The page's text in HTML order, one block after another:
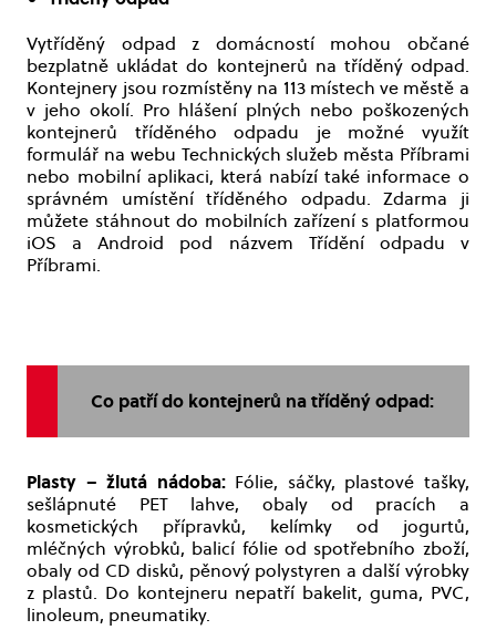
Vytříděný odpad z domácností mohou občané
bezplatně ukládat do kontejnerů na tříděný odpad.
Kontejnery jsou rozmístěny na 113 místech ve městě a
v jeho okolí. Pro hlášení plných nebo poškozených
kontejnerů tříděného odpadu je možné využít
formulář na webu Technických služeb města Příbrami
nebo mobilní aplikaci, která nabízí také informace o
správném umístění tříděného odpadu. Zdarma ji
můžete stáhnout do mobilních zařízení s platformou
iOS a Android pod názvem Třídění odpadu v
Příbrami.
Co patří do kontejnerů na tříděný odpad:
Plasty – žlutá nádoba: Fólie, sáčky, plastové tašky,
sešlápnuté PET lahve, obaly od pracích a
kosmetických přípravků, kelímky od jogurtů,
mléčných výrobků, balicí fólie od spotřebního zboží,
obaly od CD disků, pěnový polystyren a další výrobky
z plastů. Do kontejneru nepatří bakelit, guma, PVC,
linoleum, pneumatiky.